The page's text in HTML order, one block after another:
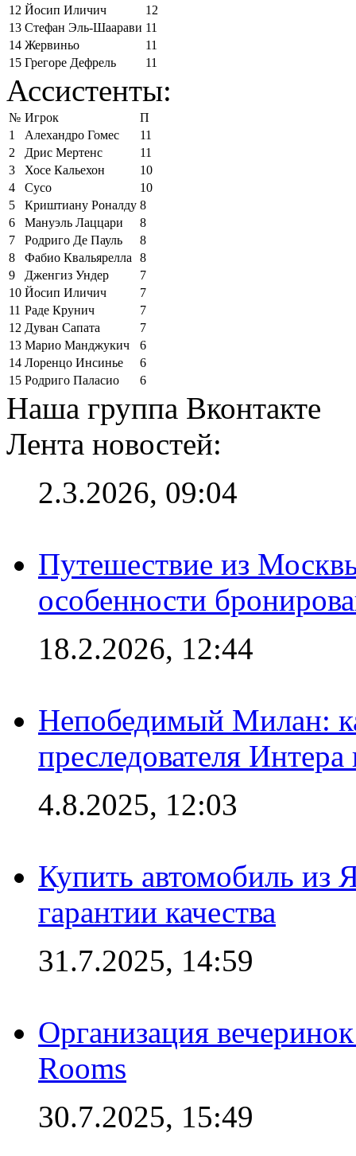
12 Йосип Иличич
12
13 Стефан Эль-Шаарави 11
14 Жервиньо
11
15 Грегоре Дефрель 11
Ассистенты:
№ Игрок
П
1
Алехандро Гомес
11
2
Дрис Мертенс
11
3
Хосе Кальехон
10
4
Сусо
10
5
Криштиану Роналду 8
6
Мануэль Лаццари
8
7
Родриго Де Пауль
8
8
Фабио Квальярелла
8
9
Дженгиз Ундер
7
10 Йосип Иличич
7
11 Раде Крунич
7
12 Дуван Сапата
7
13 Марио Манджукич
6
14 Лоренцо Инсинье
6
15 Родриго Паласио 6
Наша группа Вконтакте
Лента новостей:
2.3.2026, 09:04
Путешествие из
особенности
18.2.2026, 12:44
Непобедимый Милан:
преследователя
4.8.2025, 12:03
Купить автомобиль из
гарантии качества
31.7.2025, 14:59
Организация
Rooms
30.7.2025, 15:49